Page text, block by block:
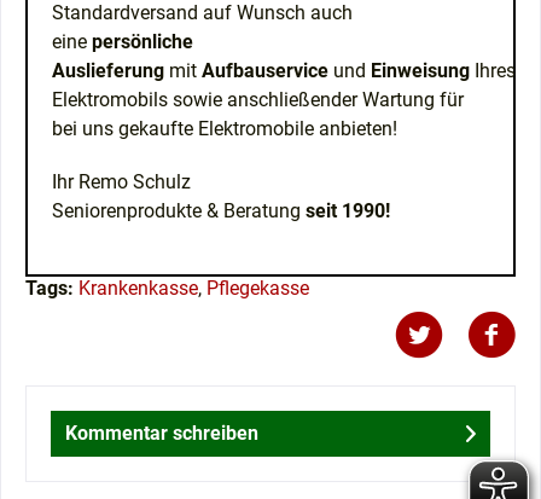
Standardversand auf Wunsch auch
eine persönliche
Auslieferung mit Aufbauservice und Einweisung Ihres
Elektromobils sowie anschließender Wartung für
bei uns gekaufte Elektromobile anbieten!
Ihr Remo Schulz
Seniorenprodukte & Beratung seit 1990!
Tags: Krankenkasse, Pflegekasse
Kommentar schreiben